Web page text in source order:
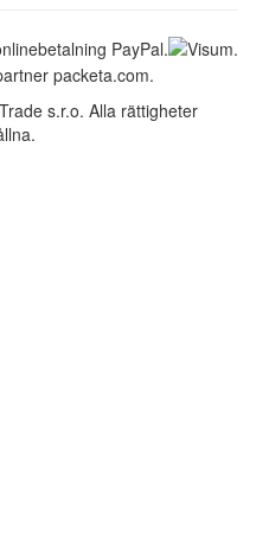
s.r.o. Alla rättigheter